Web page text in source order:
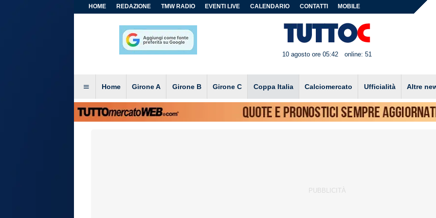
HOME REDAZIONE TMW RADIO EVENTI LIVE CALENDARIO CONTATTI MOBILE
10 agosto ore 05:42 online: 51
Home Girone A Girone B Girone C Coppa Italia Calciomercato Ufficialità Altre